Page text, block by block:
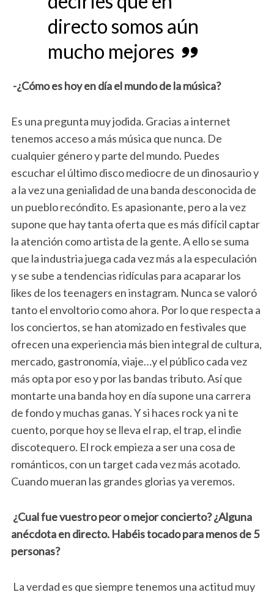
directo somos aún
mucho mejores
-¿Cómo es hoy en día el mundo de la música?
Es una pregunta muy jodida. Gracias a internet
tenemos acceso a más música que nunca. De
cualquier género y parte del mundo. Puedes
escuchar el último disco mediocre de un dinosaurio y
a la vez una genialidad de una banda desconocida de
un pueblo recóndito. Es apasionante, pero a la vez
supone que hay tanta oferta que es más difícil captar
la atención como artista de la gente. A ello se suma
que la industria juega cada vez más a la especulación
y se sube a tendencias ridículas para acaparar los
likes de los teenagers en instagram. Nunca se valoró
tanto el envoltorio como ahora. Por lo que respecta a
los conciertos, se han atomizado en festivales que
ofrecen una experiencia más bien integral de cultura,
mercado, gastronomía, viaje…y el público cada vez
más opta por eso y por las bandas tributo. Así que
montarte una banda hoy en día supone una carrera
de fondo y muchas ganas. Y si haces rock ya ni te
cuento, porque hoy se lleva el rap, el trap, el indie
discotequero. El rock empieza a ser una cosa de
románticos, con un target cada vez más acotado.
Cuando mueran las grandes glorias ya veremos.
¿Cual fue vuestro peor o mejor concierto? ¿Alguna
anécdota en directo. Habéis tocado para menos de 5
personas?
La verdad es que siempre tenemos una actitud muy